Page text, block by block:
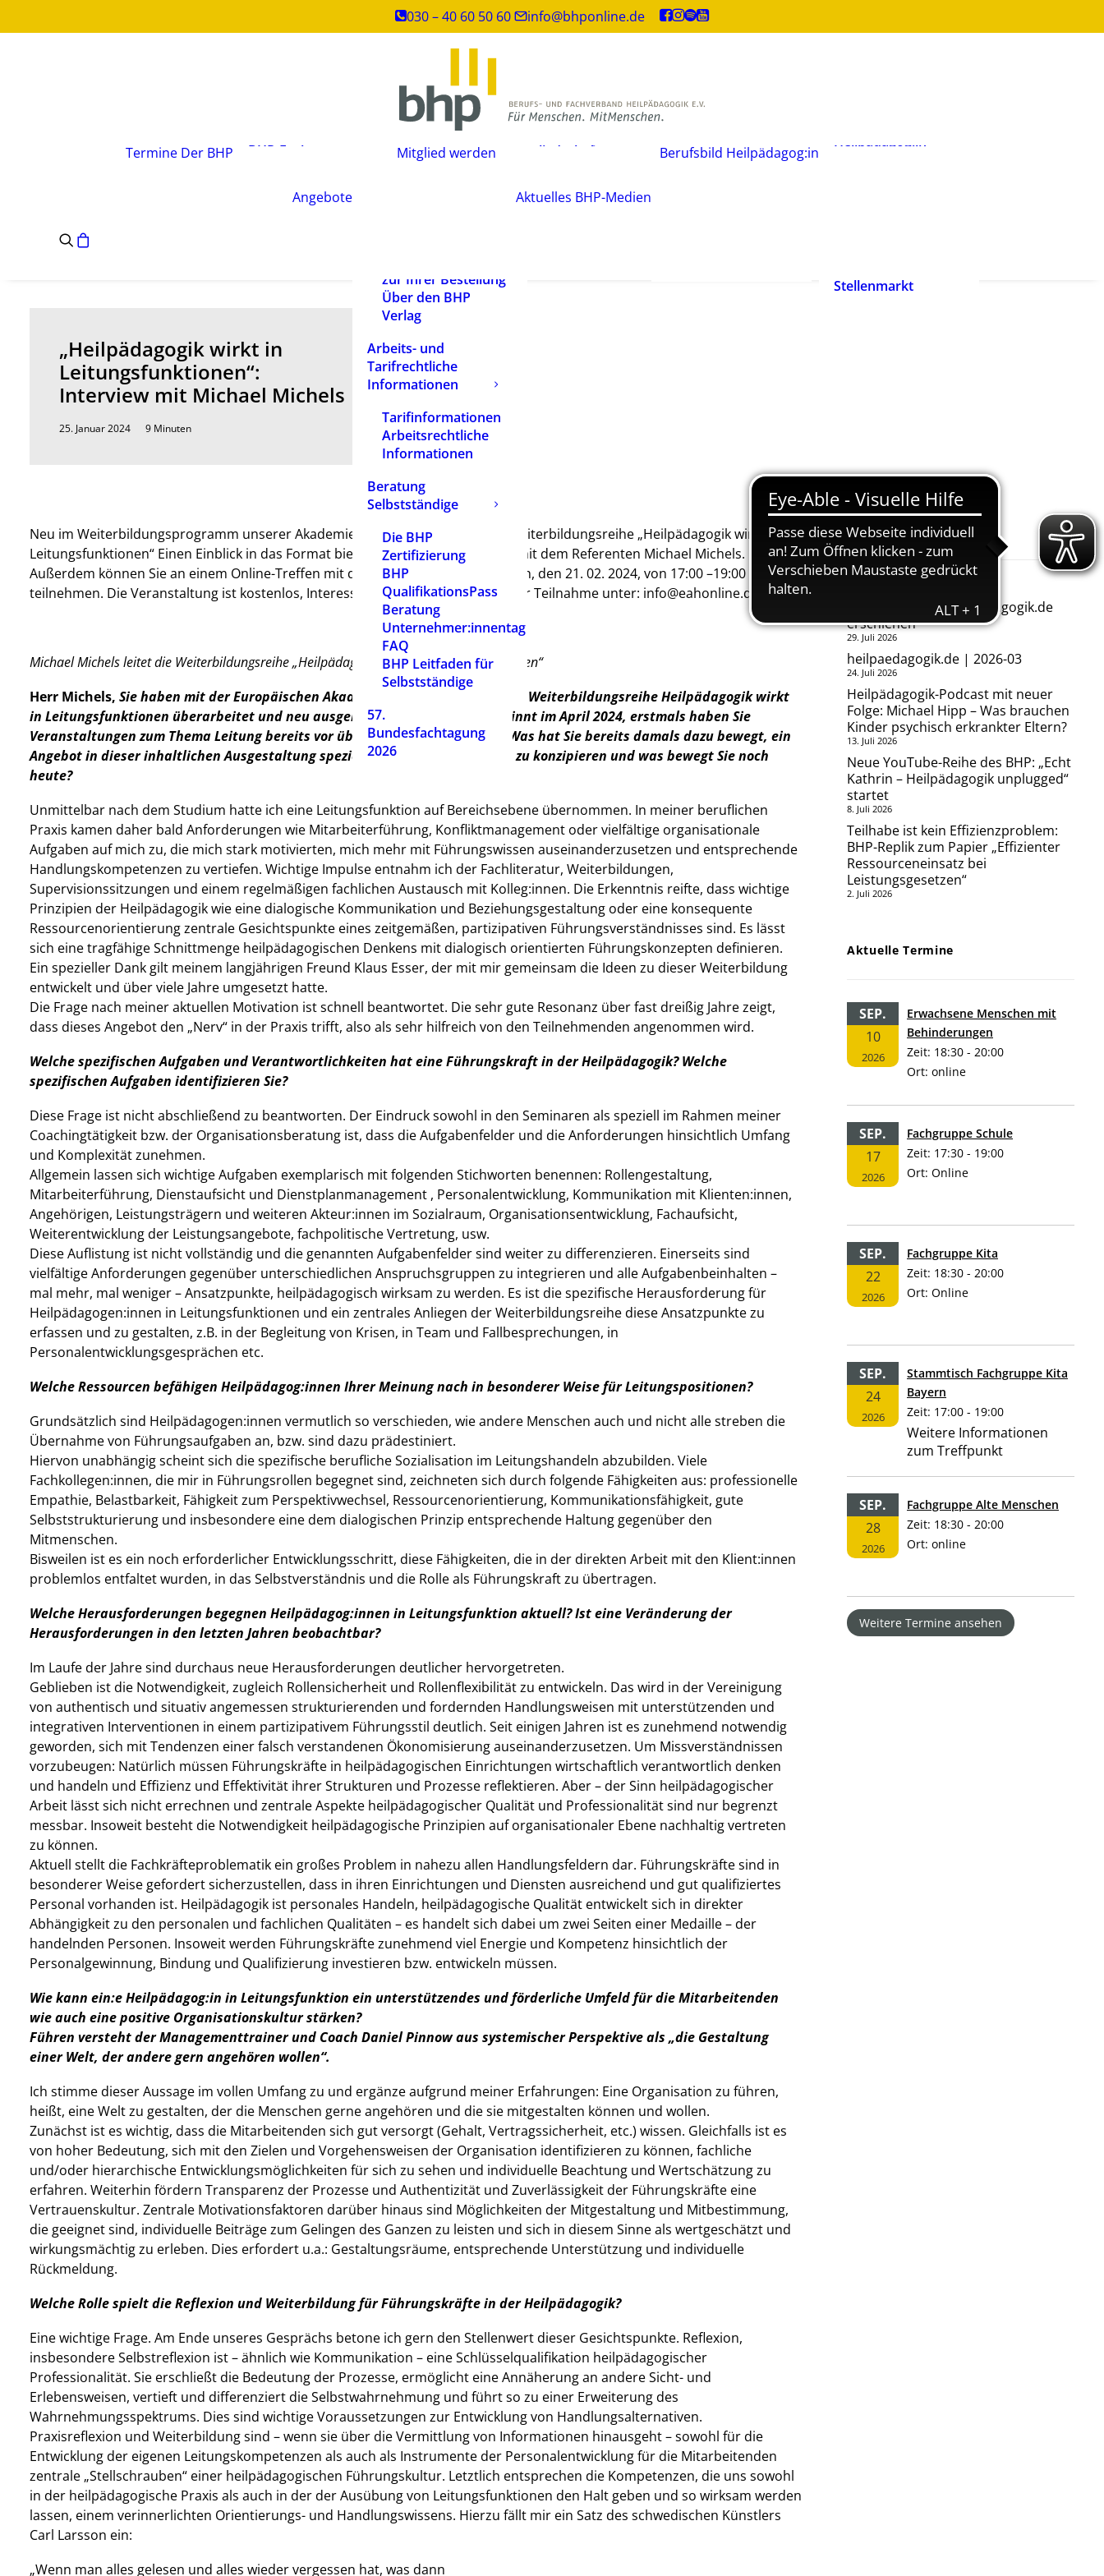
030 – 40 60 50 60 info@bhponline.de
Termine Der BHP
BHP-Fachgruppen
Satzung des BHP
Mitglied werden
Mitgliedschaft
Berufsbild Heilpädagog:in
Heilpädagog:in
Stellenmarkt
Angebote
Inhouse-
Weiterbildungen
Angebot für
EAH Bildungspost
Fachliteratur
Büchershop
zur Ihrer Bestellung
Über den BHP
Verlag
Arbeits- und
Tarifrechtliche
Informationen
Tarifinformationen
Arbeitsrechtliche
Informationen
Beratung
Selbstständige
Die BHP
Zertifizierung
BHP
QualifikationsPass
Beratung
Unternehmer:innentag
FAQ
BHP Leitfaden für
Selbstständige
57.
Bundesfachtagung
2026
Aktuelles BHP-Medien
„Heilpädagogik wirkt in
Leitungsfunktionen“:
Interview mit Michael Michels
25. Januar 2024 9 Minuten
Neu im Weiterbildungsprogramm unserer Akademie EAH im Jahr 2024 ist die Weiterbildungsreihe „Heilpädagogik wirkt in
Leitungsfunktionen“ Einen Einblick in das Format bietet das folgende Interview mit dem Referenten Michael Michels.
Außerdem können Sie an einem Online-Treffen mit dem Referenten am Mittwoch, den 21. 02. 2024, von 17:00 –19:00 Uhr,
teilnehmen. Die Veranstaltung ist kostenlos, Interessierte erhalten einen Link zur Teilnahme unter: info@eahonline.de
Michael Michels leitet die Weiterbildungsreihe „Heilpädagogik wirkt in Leitungsfunktionen“
Herr Michels, Sie haben mit der Europäischen Akademie für Heilpädagogik die Weiterbildungsreihe Heilpädagogik wirkt
in Leitungsfunktionen überarbeitet und neu ausgerichtet. Der Neustart beginnt im April 2024, erstmals haben Sie
Veranstaltungen zum Thema Leitung bereits vor über 20 Jahren angeboten. Was hat Sie bereits damals dazu bewegt, ein
Angebot in dieser inhaltlichen Ausgestaltung speziell für Heilpädagog:innen zu konzipieren und was bewegt Sie noch
heute?
Unmittelbar nach dem Studium hatte ich eine Leitungsfunktion auf Bereichsebene übernommen. In meiner beruflichen
Praxis kamen daher bald Anforderungen wie Mitarbeiterführung, Konfliktmanagement oder vielfältige organisationale
Aufgaben auf mich zu, die mich stark motivierten, mich mehr mit Führungswissen auseinanderzusetzen und entsprechende
Handlungskompetenzen zu vertiefen. Wichtige Impulse entnahm ich der Fachliteratur, Weiterbildungen,
Supervisionssitzungen und einem regelmäßigen fachlichen Austausch mit Kolleg:innen. Die Erkenntnis reifte, dass wichtige
Prinzipien der Heilpädagogik wie eine dialogische Kommunikation und Beziehungsgestaltung oder eine konsequente
Ressourcenorientierung zentrale Gesichtspunkte eines zeitgemäßen, partizipativen Führungsverständnisses sind. Es lässt
sich eine tragfähige Schnittmenge heilpädagogischen Denkens mit dialogisch orientierten Führungskonzepten definieren.
Ein spezieller Dank gilt meinem langjährigen Freund Klaus Esser, der mit mir gemeinsam die Ideen zu dieser Weiterbildung
entwickelt und über viele Jahre umgesetzt hatte.
Die Frage nach meiner aktuellen Motivation ist schnell beantwortet. Die sehr gute Resonanz über fast dreißig Jahre zeigt,
dass dieses Angebot den „Nerv“ in der Praxis trifft, also als sehr hilfreich von den Teilnehmenden angenommen wird.
Welche spezifischen Aufgaben und Verantwortlichkeiten hat eine Führungskraft in der Heilpädagogik? Welche
spezifischen Aufgaben identifizieren Sie?
Diese Frage ist nicht abschließend zu beantworten. Der Eindruck sowohl in den Seminaren als speziell im Rahmen meiner
Coachingtätigkeit bzw. der Organisationsberatung ist, dass die Aufgabenfelder und die Anforderungen hinsichtlich Umfang
und Komplexität zunehmen.
Allgemein lassen sich wichtige Aufgaben exemplarisch mit folgenden Stichworten benennen: Rollengestaltung,
Mitarbeiterführung, Dienstaufsicht und Dienstplanmanagement , Personalentwicklung, Kommunikation mit Klienten:innen,
Angehörigen, Leistungsträgern und weiteren Akteur:innen im Sozialraum, Organisationsentwicklung, Fachaufsicht,
Weiterentwicklung der Leistungsangebote, fachpolitische Vertretung, usw.
Diese Auflistung ist nicht vollständig und die genannten Aufgabenfelder sind weiter zu differenzieren. Einerseits sind
vielfältige Anforderungen gegenüber unterschiedlichen Anspruchsgruppen zu integrieren und alle Aufgabenbeinhalten –
mal mehr, mal weniger – Ansatzpunkte, heilpädagogisch wirksam zu werden. Es ist die spezifische Herausforderung für
Heilpädagogen:innen in Leitungsfunktionen und ein zentrales Anliegen der Weiterbildungsreihe diese Ansatzpunkte zu
erfassen und zu gestalten, z.B. in der Begleitung von Krisen, in Team und Fallbesprechungen, in
Personalentwicklungsgesprächen etc.
Welche Ressourcen befähigen Heilpädagog:innen Ihrer Meinung nach in besonderer Weise für Leitungspositionen?
Grundsätzlich sind Heilpädagogen:innen vermutlich so verschieden, wie andere Menschen auch und nicht alle streben die
Übernahme von Führungsaufgaben an, bzw. sind dazu prädestiniert.
Hiervon unabhängig scheint sich die spezifische berufliche Sozialisation im Leitungshandeln abzubilden. Viele
Fachkollegen:innen, die mir in Führungsrollen begegnet sind, zeichneten sich durch folgende Fähigkeiten aus: professionelle
Empathie, Belastbarkeit, Fähigkeit zum Perspektivwechsel, Ressourcenorientierung, Kommunikationsfähigkeit, gute
Selbststrukturierung und insbesondere eine dem dialogischen Prinzip entsprechende Haltung gegenüber den
Mitmenschen.
Bisweilen ist es ein noch erforderlicher Entwicklungsschritt, diese Fähigkeiten, die in der direkten Arbeit mit den Klient:innen
problemlos entfaltet wurden, in das Selbstverständnis und die Rolle als Führungskraft zu übertragen.
Welche Herausforderungen begegnen Heilpädagog:innen in Leitungsfunktion aktuell? Ist eine Veränderung der
Herausforderungen in den letzten Jahren beobachtbar?
Im Laufe der Jahre sind durchaus neue Herausforderungen deutlicher hervorgetreten.
Geblieben ist die Notwendigkeit, zugleich Rollensicherheit und Rollenflexibilität zu entwickeln. Das wird in der Vereinigung
von authentisch und situativ angemessen strukturierenden und fordernden Handlungsweisen mit unterstützenden und
integrativen Interventionen in einem partizipativem Führungsstil deutlich. Seit einigen Jahren ist es zunehmend notwendig
geworden, sich mit Tendenzen einer falsch verstandenen Ökonomisierung auseinanderzusetzen. Um Missverständnissen
vorzubeugen: Natürlich müssen Führungskräfte in heilpädagogischen Einrichtungen wirtschaftlich verantwortlich denken
und handeln und Effizienz und Effektivität ihrer Strukturen und Prozesse reflektieren. Aber – der Sinn heilpädagogischer
Arbeit lässt sich nicht errechnen und zentrale Aspekte heilpädagogischer Qualität und Professionalität sind nur begrenzt
messbar. Insoweit besteht die Notwendigkeit heilpädagogische Prinzipien auf organisationaler Ebene nachhaltig vertreten
zu können.
Aktuell stellt die Fachkräfteproblematik ein großes Problem in nahezu allen Handlungsfeldern dar. Führungskräfte sind in
besonderer Weise gefordert sicherzustellen, dass in ihren Einrichtungen und Diensten ausreichend und gut qualifiziertes
Personal vorhanden ist. Heilpädagogik ist personales Handeln, heilpädagogische Qualität entwickelt sich in direkter
Abhängigkeit zu den personalen und fachlichen Qualitäten – es handelt sich dabei um zwei Seiten einer Medaille – der
handelnden Personen. Insoweit werden Führungskräfte zunehmend viel Energie und Kompetenz hinsichtlich der
Personalgewinnung, Bindung und Qualifizierung investieren bzw. entwickeln müssen.
Wie kann ein:e Heilpädagog:in in Leitungsfunktion ein unterstützendes und förderliche Umfeld für die Mitarbeitenden
wie auch eine positive Organisationskultur stärken?
Führen versteht der Managementtrainer und Coach Daniel Pinnow aus systemischer Perspektive als „die Gestaltung
einer Welt, der andere gern angehören wollen“.
Ich stimme dieser Aussage im vollen Umfang zu und ergänze aufgrund meiner Erfahrungen: Eine Organisation zu führen,
heißt, eine Welt zu gestalten, der die Menschen gerne angehören und die sie mitgestalten können und wollen.
Zunächst ist es wichtig, dass die Mitarbeitenden sich gut versorgt (Gehalt, Vertragssicherheit, etc.) wissen. Gleichfalls ist es
von hoher Bedeutung, sich mit den Zielen und Vorgehensweisen der Organisation identifizieren zu können, fachliche
und/oder hierarchische Entwicklungsmöglichkeiten für sich zu sehen und individuelle Beachtung und Wertschätzung zu
erfahren. Weiterhin fördern Transparenz der Prozesse und Authentizität und Zuverlässigkeit der Führungskräfte eine
Vertrauenskultur. Zentrale Motivationsfaktoren darüber hinaus sind Möglichkeiten der Mitgestaltung und Mitbestimmung,
die geeignet sind, individuelle Beiträge zum Gelingen des Ganzen zu leisten und sich in diesem Sinne als wertgeschätzt und
wirkungsmächtig zu erleben. Dies erfordert u.a.: Gestaltungsräume, entsprechende Unterstützung und individuelle
Rückmeldung.
Welche Rolle spielt die Reflexion und Weiterbildung für Führungskräfte in der Heilpädagogik?
Eine wichtige Frage. Am Ende unseres Gesprächs betone ich gern den Stellenwert dieser Gesichtspunkte. Reflexion,
insbesondere Selbstreflexion ist – ähnlich wie Kommunikation – eine Schlüsselqualifikation heilpädagogischer
Professionalität. Sie erschließt die Bedeutung der Prozesse, ermöglicht eine Annäherung an andere Sicht- und
Erlebensweisen, vertieft und differenziert die Selbstwahrnehmung und führt so zu einer Erweiterung des
Wahrnehmungsspektrums. Dies sind wichtige Voraussetzungen zur Entwicklung von Handlungsalternativen.
Praxisreflexion und Weiterbildung sind – wenn sie über die Vermittlung von Informationen hinausgeht – sowohl für die
Entwicklung der eigenen Leitungskompetenzen als auch als Instrumente der Personalentwicklung für die Mitarbeitenden
zentrale „Stellschrauben“ einer heilpädagogischen Führungskultur. Letztlich entsprechen die Kompetenzen, die uns sowohl
in der heilpädagogische Praxis als auch in der der Ausübung von Leitungsfunktionen den Halt geben und so wirksam werden
lassen, einem verinnerlichten Orientierungs- und Handlungswissens. Hierzu fällt mir ein Satz des schwedischen Künstlers
Carl Larsson ein:
„Wenn man alles gelesen und alles wieder vergessen hat, was dann
Neueste Beiträge
Fachzeitschrift heilpaedagogik.de
erschienen
29. Juli 2026
heilpaedagogik.de | 2026-03
24. Juli 2026
Heilpädagogik-Podcast mit neuer
Folge: Michael Hipp – Was brauchen
Kinder psychisch erkrankter Eltern?
13. Juli 2026
Neue YouTube-Reihe des BHP: „Echt
Kathrin – Heilpädagogik unplugged“
startet
8. Juli 2026
Teilhabe ist kein Effizienzproblem:
BHP-Replik zum Papier „Effizienter
Ressourceneinsatz bei
Leistungsgesetzen“
2. Juli 2026
Aktuelle Termine
SEP.
10
2026
Erwachsene Menschen mit
Behinderungen
Zeit: 18:30 - 20:00
Ort: online
SEP.
17
2026
Fachgruppe Schule
Zeit: 17:30 - 19:00
Ort: Online
SEP.
22
2026
Fachgruppe Kita
Zeit: 18:30 - 20:00
Ort: Online
SEP.
24
2026
Stammtisch Fachgruppe Kita
Bayern
Zeit: 17:00 - 19:00
Weitere Informationen
zum Treffpunkt
SEP.
28
2026
Fachgruppe Alte Menschen
Zeit: 18:30 - 20:00
Ort: online
Weitere Termine ansehen